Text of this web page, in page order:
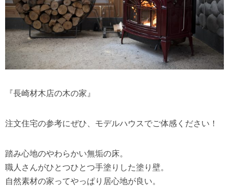
『長崎材木店の木の家 』
注文住宅の参考にぜひ、モデルハウスでご体感ください！
踏み心地のやわらかい無垢の床。
職人さんがひとつひとつ手塗りした塗り壁。
自然素材の家ってやっぱり居心地が良い。